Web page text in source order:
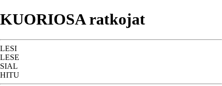
KUORIOSA ratkojat
LESI
LESE
SIAL
HITU